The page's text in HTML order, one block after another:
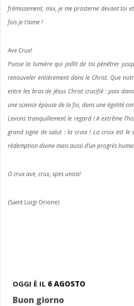
frémissement, moi, je me prosterne devant toi
fois je t’aime !
Ave Crux!
Puisse la lumière qui jaillit de toi pénétrer
renouveler entièrement dans le Christ. Que
entre les bras de Jésus Christ crucifié : paix
une science épouse de la foi, dans une égalité
Levons tranquillement le regard ! A extrême
grand signe de salut : la croix ! La croix est le
rédemption divine mais aussi d’un progrès
O crux ave, crux, spes unica!
(Saint Luigi Orione)
OGGI È IL 6 AGOSTO
Buon giorno